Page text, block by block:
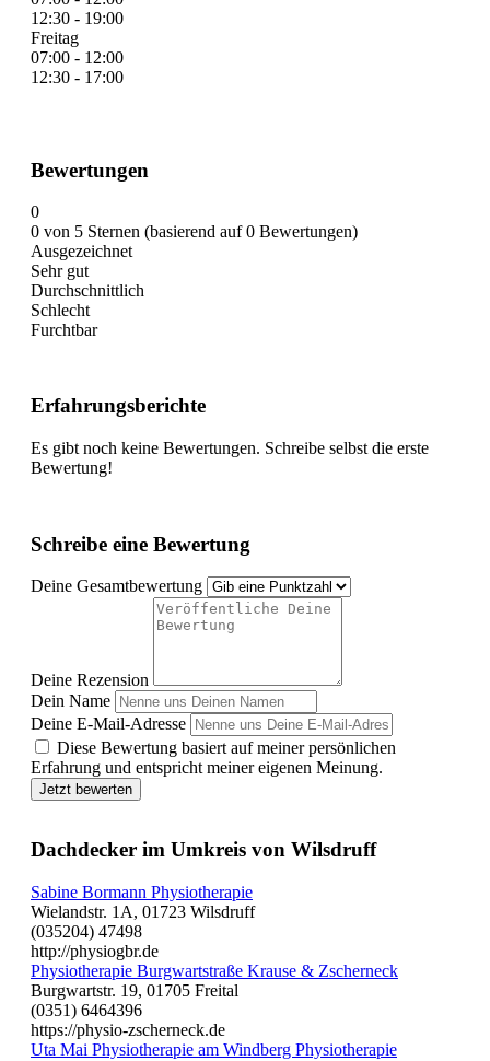
12:30 - 19:00
Freitag
07:00 - 12:00
12:30 - 17:00
Bewertungen
0
0 von 5 Sternen (basierend auf 0 Bewertungen)
Ausgezeichnet
Sehr gut
Durchschnittlich
Schlecht
Furchtbar
Erfahrungsberichte
Es gibt noch keine Bewertungen. Schreibe selbst die erste
Bewertung!
Schreibe eine Bewertung
Deine Gesamtbewertung
Deine Rezension
Dein Name
Deine E-Mail-Adresse
Diese Bewertung basiert auf meiner persönlichen
Erfahrung und entspricht meiner eigenen Meinung.
Jetzt bewerten
Dachdecker im Umkreis von Wilsdruff
Sabine Bormann Physiotherapie
Wielandstr. 1A, 01723 Wilsdruff
(035204) 47498
http://physiogbr.de
Physiotherapie Burgwartstraße Krause & Zscherneck
Burgwartstr. 19, 01705 Freital
(0351) 6464396
https://physio-zscherneck.de
Uta Mai Physiotherapie am Windberg Physiotherapie